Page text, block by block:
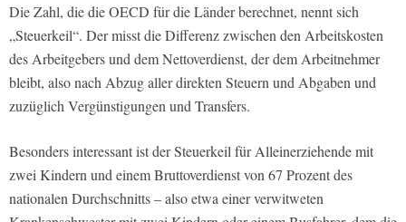
Die Zahl, die die OECD für die Länder berechnet, nennt sich
„Steuerkeil“. Der misst die Differenz zwischen den Arbeitskosten
des Arbeitgebers und dem Nettoverdienst, der dem Arbeitnehmer
bleibt, also nach Abzug aller direkten Steuern und Abgaben und
zuzüglich Vergünstigungen und Transfers.
Besonders interessant ist der Steuerkeil für Alleinerziehende mit
zwei Kindern und einem Bruttoverdienst von 67 Prozent des
nationalen Durchschnitts – also etwa einer verwitweten